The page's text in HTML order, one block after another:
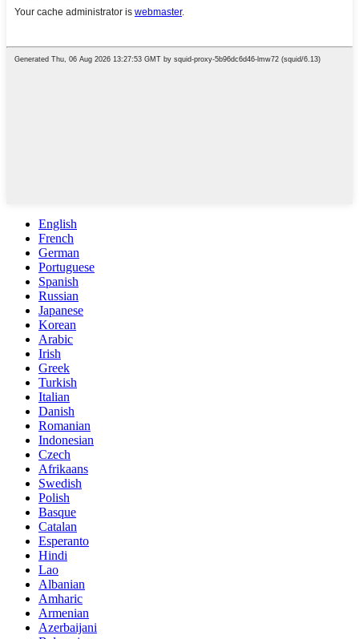
English
French
German
Portuguese
Spanish
Russian
Japanese
Korean
Arabic
Irish
Greek
Turkish
Italian
Danish
Romanian
Indonesian
Czech
Afrikaans
Swedish
Polish
Basque
Catalan
Esperanto
Hindi
Lao
Albanian
Amharic
Armenian
Azerbaijani